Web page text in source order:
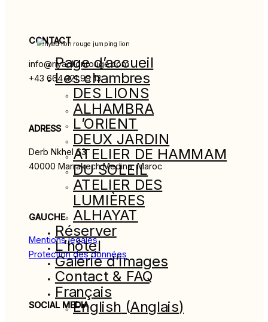
CONTACT
info@riyadlionrouge.com
+43 664 321 99 13
ADRESS
Derb Nkhel 63
40000 Marrakech Medina, Maroc
GAUCHE
Mentions légales
Protection des données
SOCIAL MEDIA
Page d’accueil
Les chambres
DES LIONS
ALHAMBRA
L’ORIENT
DEUX JARDIN
ATELIER DE HAMMAM
DU SOLEIL
ATELIER DES
LUMIÈRES
ALHAYAT
Réserver
L’hôtel
Galerie d’images
Contact & FAQ
Français
English (Anglais)